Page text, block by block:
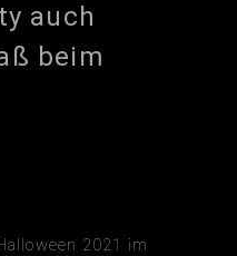
auch
beim
2021 im